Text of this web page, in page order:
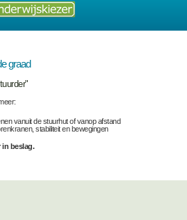
graad
vanuit de stuurhut of vanop afstand
stabiliteit en bewegingen
in beslag.